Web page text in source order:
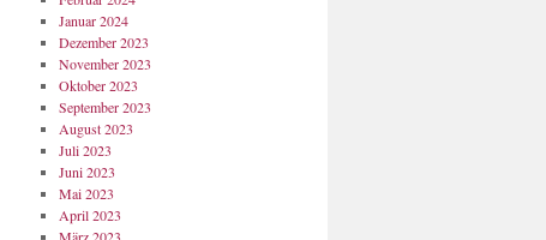
Januar 2024
Dezember 2023
November 2023
Oktober 2023
September 2023
August 2023
Juli 2023
Juni 2023
Mai 2023
April 2023